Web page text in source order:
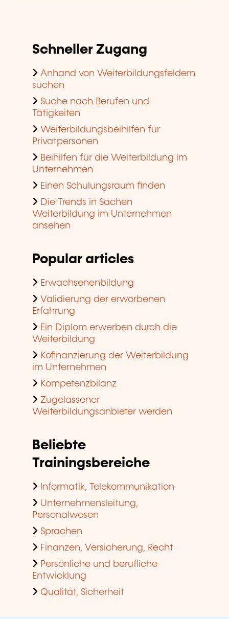
Schneller Zugang
Anhand von Weiterbildungsfeldern
suchen
Suche nach Berufen und
Tätigkeiten
Weiterbildungsbeihilfen für
Privatpersonen
Beihilfen für die Weiterbildung im
Unternehmen
Einen Schulungsraum finden
Die Trends in Sachen
Weiterbildung im Unternehmen
ansehen
Popular articles
Erwachsenenbildung
Validierung der erworbenen
Erfahrung
Ein Diplom erwerben durch die
Weiterbildung
Kofinanzierung der Weiterbildung
im Unternehmen
Kompetenzbilanz
Zugelassener
Weiterbildungsanbieter werden
Beliebte
Trainingsbereiche
Informatik, Telekommunikation
Unternehmensleitung,
Personalwesen
Sprachen
Finanzen, Versicherung, Recht
Persönliche und berufliche
Entwicklung
Qualität, Sicherheit